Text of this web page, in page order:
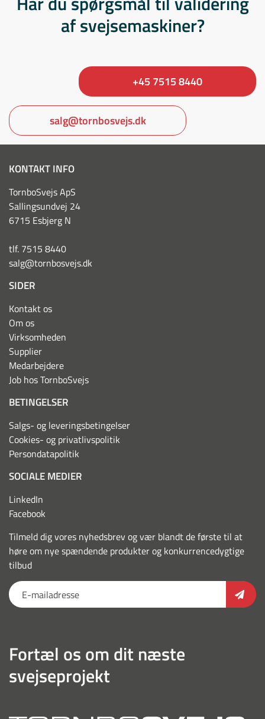
af svejsemaskiner?
+45 7515 8440
salg@tornbosvejs.dk
KONTAKT INFO
TornboSvejs ApS
Sallingsundvej 24
6715 Esbjerg N
tlf. 7515 8440
salg@tornbosvejs.dk
SIDER
Kontakt os
Om os
Virksomheden
Supplier
Medarbejdere
Job hos TornboSvejs
BETINGELSER
Salgs- og leveringsbetingelser
Cookies- og privatlivspolitik
Persondatapolitik
SOCIALE MEDIER
LinkedIn
Facebook
Tilmeld dig vores nyhedsbrev og vær blandt de første til at
høre om nye spændende produkter og konkurrencedygtige
tilbud
Fortæl os om dit næste
svejseprojekt